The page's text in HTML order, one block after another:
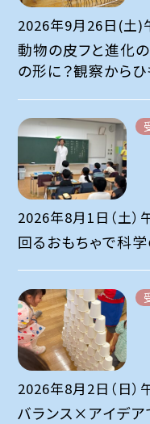
2026年9月26日(土)
動物の皮フと進化
の形に？観察からひ
2026年8月1日（土
回るおもちゃで科
2026年8月2日（日
バランス×アイデ